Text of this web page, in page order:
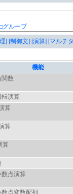
グループ
] [制御文] [演算] [マルチ